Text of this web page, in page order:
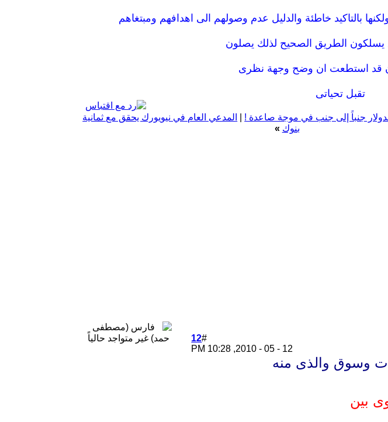
قد استطعت ان وضح وجهة نظرى
تقبل تحياتى
12#
12 - 05 - 2010,
10:28 PM
وسوق والذى منه
بين
جنباً إلى جنب في موجة صاعدة !
المدعي العام في نيويورك يحقق مع ثمانية
بنوك »